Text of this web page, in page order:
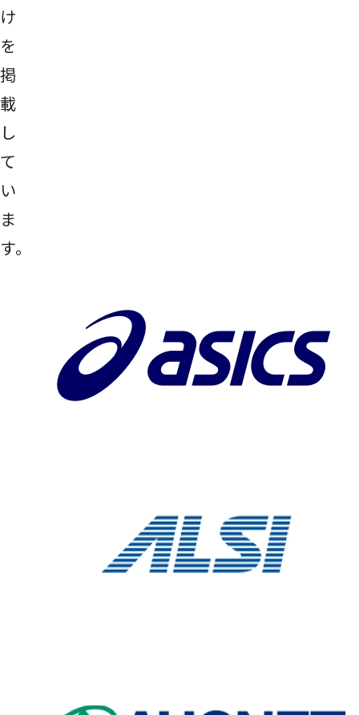
け
を
掲
載
し
て
い
ま
す。